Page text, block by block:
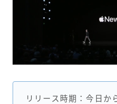
リリース時期：今日か